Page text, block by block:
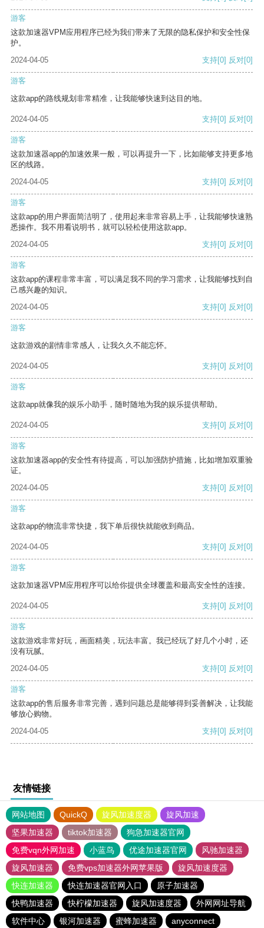
游客
这款加速器VPM应用程序已经为我们带来了无限的隐私保护和安全性保
护。
2024-04-05
支持[0] 反对[0]
游客
这款app的路线规划非常精准，让我能够快速到达目的地。
2024-04-05 支持[0] 反对[0]
游客
这款加速器app的加速效果一般，可以再提升一下，比如能够支持更多地
区的线路。
2024-04-05
支持[0] 反对[0]
游客
这款app的用户界面简洁明了，使用起来非常容易上手，让我能够快速熟
悉操作。我不用看说明书，就可以轻松使用这款app。
2024-04-05
支持[0] 反对[0]
游客
这款app的课程非常丰富，可以满足我不同的学习需求，让我能够找到自
己感兴趣的知识。
2024-04-05
支持[0] 反对[0]
游客
这款游戏的剧情非常感人，让我久久不能忘怀。
2024-04-05 支持[0] 反对[0]
游客
这款app就像我的娱乐小助手，随时随地为我的娱乐提供帮助。
2024-04-05 支持[0] 反对[0]
游客
这款加速器app的安全性有待提高，可以加强防护措施，比如增加双重验
证。
2024-04-05
支持[0] 反对[0]
游客
这款app的物流非常快捷，我下单后很快就能收到商品。
2024-04-05 支持[0] 反对[0]
游客
这款加速器VPM应用程序可以给你提供全球覆盖和最高安全性的连接。
2024-04-05 支持[0] 反对[0]
游客
这款游戏非常好玩，画面精美，玩法丰富。我已经玩了好几个小时，还
没有玩腻。
2024-04-05
支持[0] 反对[0]
游客
这款app的售后服务非常完善，遇到问题总是能够得到妥善解决，让我能
够放心购物。
2024-04-05
支持[0] 反对[0]
友情链接
网站地图 QuickQ 旋风加速度器
旋风加速
坚果加速器
tiktok加速器
狗急加速器官网
免费vqn外网加速
小蓝鸟 优途加速器官网
风驰加速器
旋风加速器
免费vps加速器外网苹果版
旋风加速度器
快连加速器
快连加速器官网入口
原子加速器
快鸭加速器
快柠檬加速器 旋风加速度器
外网网址导航
软件中心
银河加速器 蜜蜂加速器 anyconnect